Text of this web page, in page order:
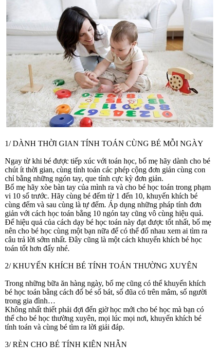
1/ DÀNH THỜI GIAN TÍNH TOÁN CÙNG BÉ MỖI NGÀY
Ngay từ khi bé được tiếp xúc với toán học, bố mẹ hãy dành cho bé
chút ít thời gian, cùng tính toán các phép cộng đơn giản cùng con
chỉ bằng những ngón tay, que tính cực kỳ đơn giản.
Bố mẹ hãy xòe bàn tay của mình ra và cho bé học toán trong phạm
vi 10 số trước. Hãy cùng bé đếm từ 1 đến 10, khuyến khích bé
cùng đếm và sau cùng là tự đếm. Áp dụng những pháp tính đơn
giản với cách học toán bằng 10 ngón tay cũng vô cùng hiệu quả.
Để hiệu quả của cách dạy bé học toán này đạt được tốt nhất, bố mẹ
nên cho bé học cùng một bạn nữa để có thể đố nhau xem ai tìm ra
câu trả lời sớm nhất. Đây cũng là một cách khuyến khích bé học
toán tốt hơn đấy nhé.
2/ KHUYẾN KHÍCH BÉ TÍNH TOÁN THƯỜNG XUYÊN
Trong những bữa ăn hàng ngày, bố mẹ cũng có thể khuyến khích
bé học toán bằng cách đố bé số bát, số đũa có trên mâm, số người
trong gia đình…
Không nhất thiết phải đợi đến giờ học mới cho bé học mà bạn có
thể cho bé học thường xuyên, mọi lúc mọi nơi, khuyến khích bé
tính toán và cùng bé tìm ra lời giải đáp.
3/ RÈN CHO BÉ TÍNH KIÊN NHẪN